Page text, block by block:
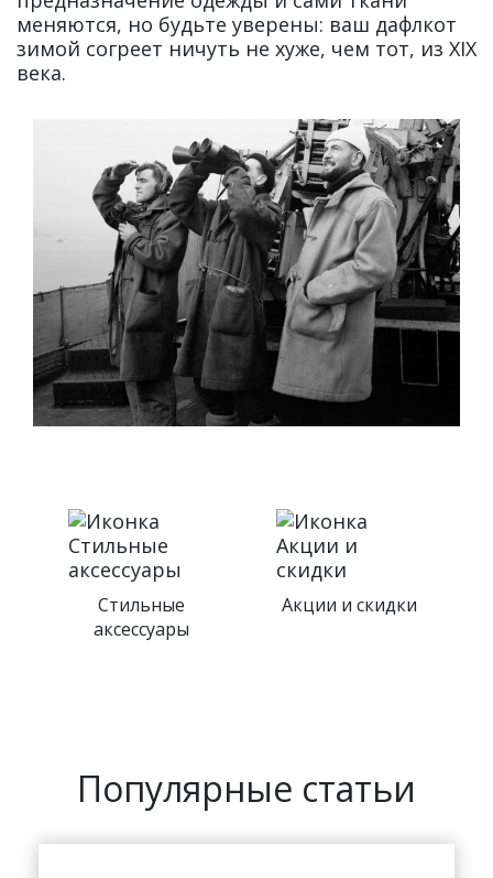
меняются, но будьте уверены: ваш дафлкот
зимой согреет ничуть не хуже, чем тот, из XIX
века.
Магазины в
Доставка по
Популярные статьи